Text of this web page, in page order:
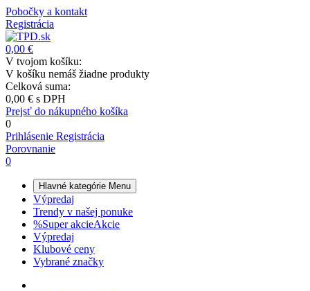
Pobočky a kontakt
Registrácia
0,00 €
V tvojom košíku:
V košíku nemáš žiadne produkty
Celková suma:
0,00 € s DPH
Prejsť do nákupného košíka
0
Prihlásenie Registrácia
Porovnanie
0
Hlavné kategórie Menu
Výpredaj
Trendy v našej ponuke
%Super akcieAkcie
Výpredaj
Klubové ceny
Vybrané značky